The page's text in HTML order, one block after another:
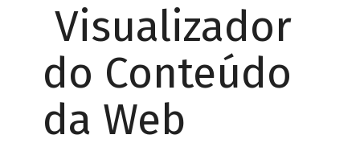
Visualizador
do Conteúdo
da Web